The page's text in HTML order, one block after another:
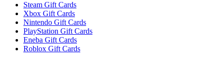
Steam Gift Cards
Xbox Gift Cards
Nintendo Gift Cards
PlayStation Gift Cards
Eneba Gift Cards
Roblox Gift Cards